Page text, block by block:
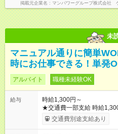
掲載元企業名 マンパワーグループ株式会社
未
マニュアル通りに簡単
時にお仕事できる！単発
アルバイト 職種未経験OK
給与
時給1,300円～
★交通費一部支給 時給1,300円～ ※試験・役割により手当あり ※
勤務回数により昇給あり
希望される場合、勤務か
交通費別途支給あり